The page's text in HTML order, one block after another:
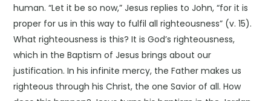
human. “Let it be so now,” Jesus replies to John, “for it is
proper for us in this way to fulfil all righteousness” (v. 15).
What righteousness is this? It is God’s righteousness,
which in the Baptism of Jesus brings about our
justification. In his infinite mercy, the Father makes us
righteous through his Christ, the one Savior of all. How